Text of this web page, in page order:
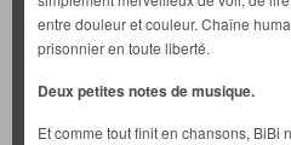
entre douleur et couleur. Chaîne
prisonnier en toute liberté.
Deux petites notes de musique.
Et comme tout finit en chansons, BiBi